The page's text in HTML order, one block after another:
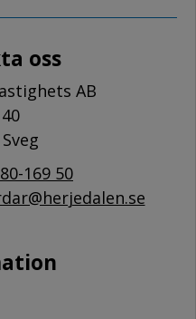
oss
AB
169 50